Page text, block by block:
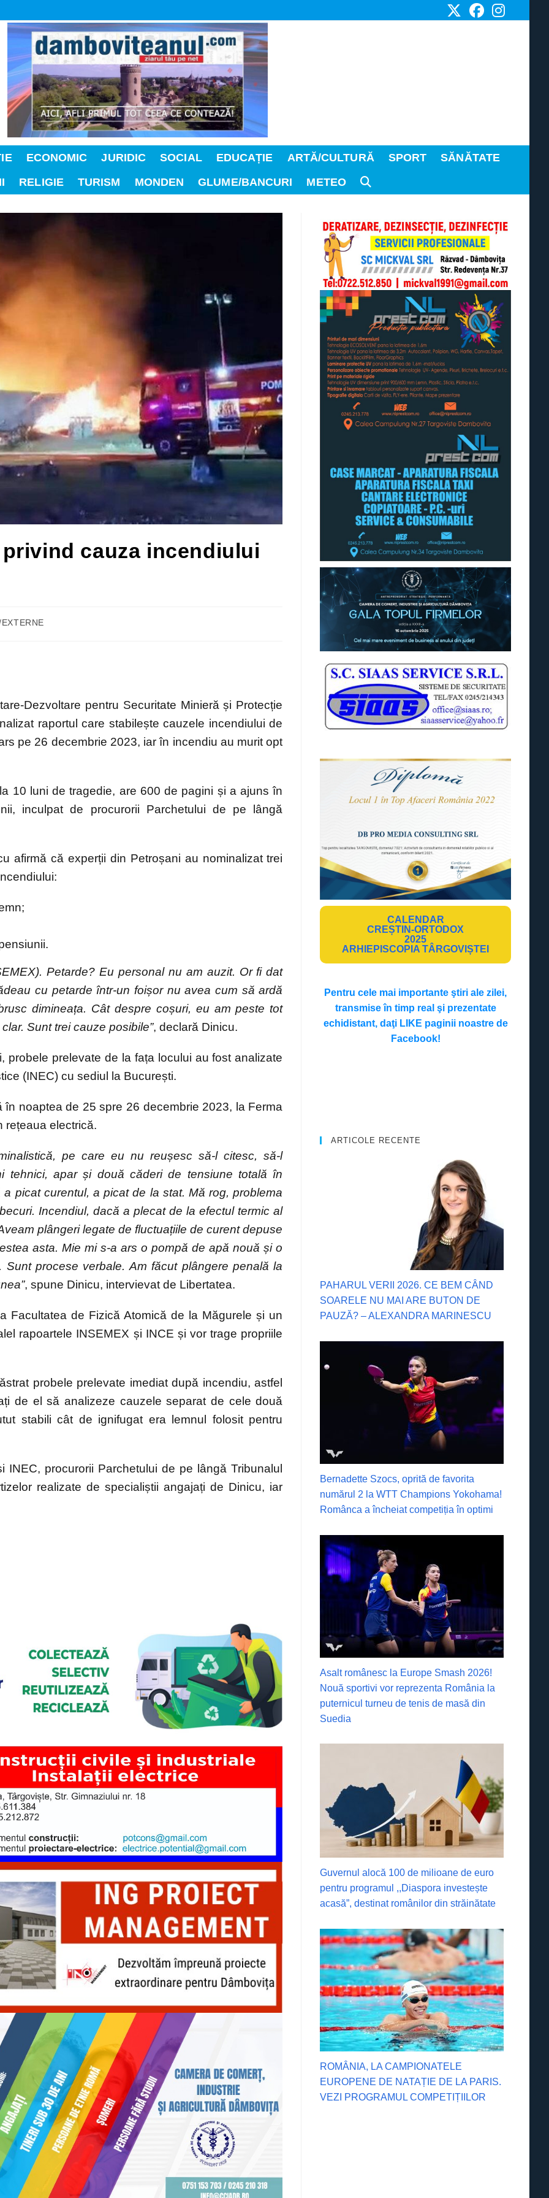
ECONOMIC JURIDIC SOCIAL EDUCAȚIE ARTĂ/CULTURĂ SPORT
SĂNĂTATE
RELIGIE TURISM MONDEN GLUME/BANCURI METEO TOGGLE
SEARCH
cauza incendiului
Dezvoltare pentru Securitate Minieră și Protecție
raportul care stabilește cauzele incendiului de
pe 26 decembrie 2023, iar în incendiu au murit opt
10 luni de tragedie, are 600 de pagini și a ajuns în
inculpat de procurorii Parchetului de pe lângă
afirmă că experții din Petroșani au nominalizat trei
Petarde? Eu personal nu am auzit. Or fi dat
cu petarde într-un foișor nu avea cum să ardă
dimineața. Cât despre coșuri, eu am peste tot
Sunt trei cauze posibile”, declară Dinicu.
probele prelevate de la fața locului au fost analizate
(INEC) cu sediul la București.
noaptea de 25 spre 26 decembrie 2023, la Ferma
rețeaua electrică.
pe care eu nu reușesc să-l citesc, să-l
tehnici, apar și două căderi de tensiune totală în
picat curentul, a picat de la stat. Mă rog, problema
Incendiul, dacă a plecat de la efectul termic al
plângeri legate de fluctuațiile de curent depuse
asta. Mie mi s-a ars o pompă de apă nouă și o
procese verbale. Am făcut plângere penală la
, spune Dinicu, intervievat de Libertatea.
Facultatea de Fizică Atomică de la Măgurele și un
rapoartele INSEMEX și INCE și vor trage propriile
probele prelevate imediat după incendiu, astfel
de el să analizeze cauzele separat de cele două
stabili cât de ignifugat era lemnul folosit pentru
procurorii Parchetului de pe lângă Tribunalul
realizate de specialiștii angajați de Dinicu, iar
CALENDAR
CREȘTIN-ORTODOX
2025
ARHIEPISCOPIA TÂRGOVIȘTEI
Pentru cele mai importante ştiri ale zilei,
transmise în timp real şi prezentate
echidistant, daţi LIKE paginii noastre de
Facebook!
ARTICOLE RECENTE
PAHARUL VERII 2026. CE BEM CÂND
SOARELE NU MAI ARE BUTON DE
PAUZĂ? – ALEXANDRA MARINESCU
Bernadette Szocs, oprită de favorita
numărul 2 la WTT Champions Yokohama!
Românca a încheiat competiția în optimi
Asalt românesc la Europe Smash 2026!
Nouă sportivi vor reprezenta România la
puternicul turneu de tenis de masă din
Suedia
Guvernul alocă 100 de milioane de euro
pentru programul ,,Diaspora investește
acasă”, destinat românilor din străinătate
ROMÂNIA, LA CAMPIONATELE
EUROPENE DE NATAȚIE DE LA PARIS.
VEZI PROGRAMUL COMPETIȚIILOR